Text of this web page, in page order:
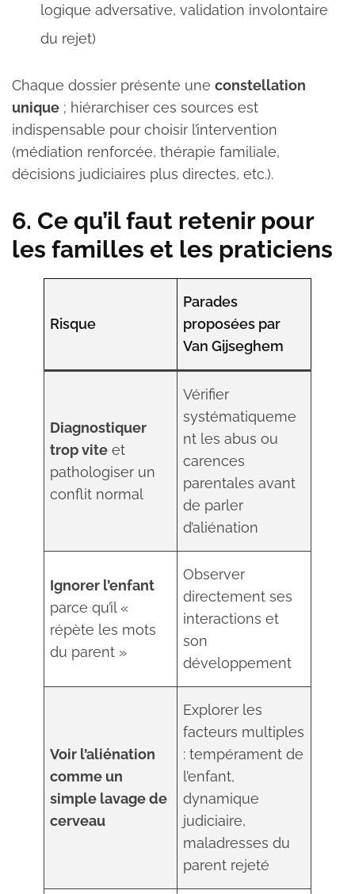
logique adversative, validation involontaire
du rejet)
Chaque dossier présente une constellation
unique ; hiérarchiser ces sources est
indispensable pour choisir l’intervention
(médiation renforcée, thérapie familiale,
décisions judiciaires plus directes, etc.).
6. Ce qu’il faut retenir pour
les familles et les praticiens
Risque
Parades
proposées par
Van Gijseghem
Diagnostiquer
trop vite et
pathologiser un
conflit normal
Vérifier
systématiqueme
nt les abus ou
carences
parentales avant
de parler
d’aliénation
Ignorer l’enfant
parce qu’il «
répète les mots
du parent »
Observer
directement ses
interactions et
son
développement
Voir l’aliénation
comme un
simple lavage de
cerveau
Explorer les
facteurs multiples
: tempérament de
l’enfant,
dynamique
judiciaire,
maladresses du
parent rejeté